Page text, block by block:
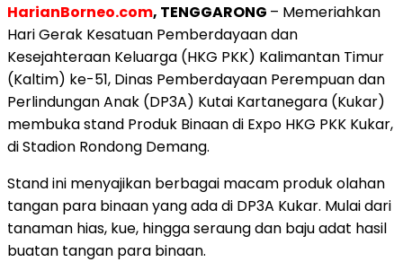
HarianBorneo.com, TENGGARONG – Memeriahkan
Hari Gerak Kesatuan Pemberdayaandan
Kesejahteraan Keluarga (HKG PKK) Kalimantan Timur
(Kaltim) ke-51, Dinas Pemberdayaan Perempuan dan
Perlindungan Anak (DP3A) Kutai Kartanegara (Kukar)
membuka stand Produk Binaan di Expo HKG PKK Kukar,
di Stadion Rondong Demang.
Stand ini menyajikan berbagai macam produk olahan
tangan para binaan yang ada di DP3A Kukar. Mulai dari
tanaman hias, kue, hingga seraung dan baju adat hasil
buatan tangan para binaan.